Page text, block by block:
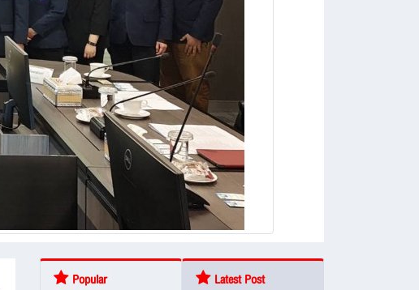
Popular Latest Post